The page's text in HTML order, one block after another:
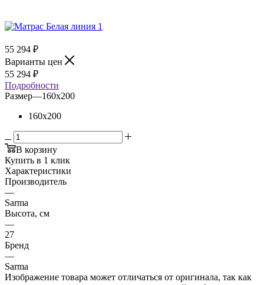
55 294 ₽
Варианты цен
55 294 ₽
Подробности
Размер—160x200
160x200
В корзину
Купить в 1 клик
Характеристики
Производитель
—
Sarma
Высота, см
—
27
Бренд
—
Sarma
Изображение товара может отличаться от оригинала, так как